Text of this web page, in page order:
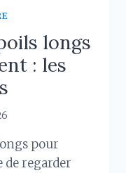
longs
: les
pour
de regarder